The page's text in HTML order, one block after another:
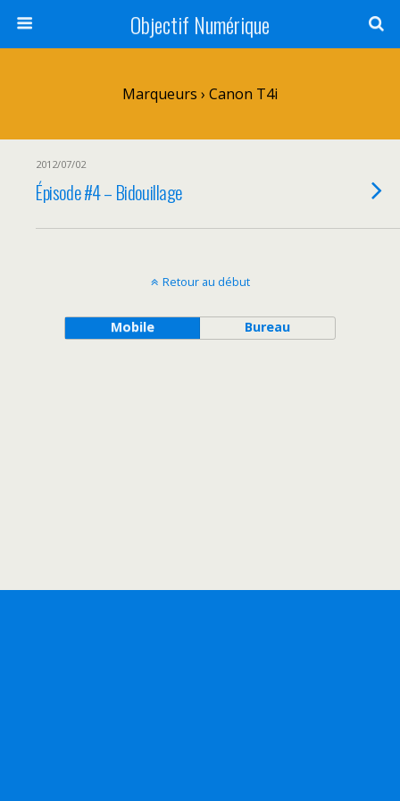
Objectif Numérique
Marqueurs › Canon T4i
2012/07/02
Épisode #4 – Bidouillage
Retour au début
Mobile Bureau